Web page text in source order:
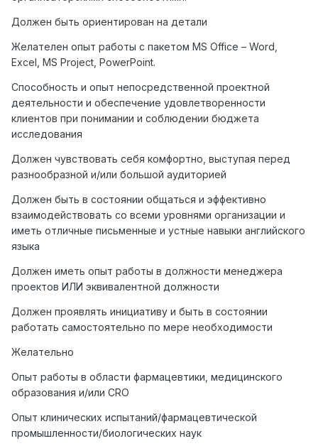
Должен быть ориентирован на детали
Желателен опыт работы с пакетом MS Office – Word,
Excel, MS Project, PowerPoint.
Способность и опыт непосредственной проектной
деятельности и обеспечение удовлетворенности
клиентов при понимании и соблюдении бюджета
исследования
Должен чувствовать себя комфортно, выступая перед
разнообразной и/или большой аудиторией
Должен быть в состоянии общаться и эффективно
взаимодействовать со всеми уровнями организации и
иметь отличные письменные и устные навыки английского
языка
Должен иметь опыт работы в должности менеджера
проектов ИЛИ эквивалентной должности
Должен проявлять инициативу и быть в состоянии
работать самостоятельно по мере необходимости
Желательно
Опыт работы в области фармацевтики, медицинского
образования и/или CRO
Опыт клинических испытаний/фармацевтической
промышленности/биологических наук